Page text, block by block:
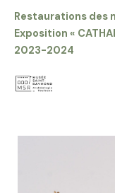
Restaurations des
Exposition «
2023-2024